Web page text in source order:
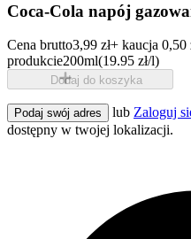
Coca-Cola napój
Cena brutto3,99 zł+ kaucja 0,50
produkcie200ml(19.95 zł/l)
Dodaj do koszyka
Podaj swój adres lub Zaloguj
dostępny w twojej lokalizacji.